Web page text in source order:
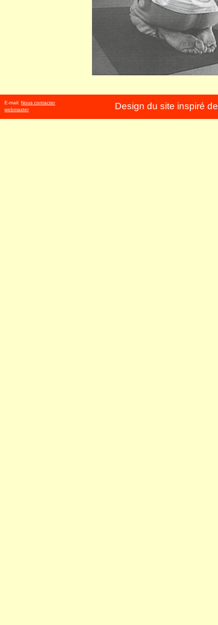
E-mail:Nous contacter
webmaster
Design du site inspiré